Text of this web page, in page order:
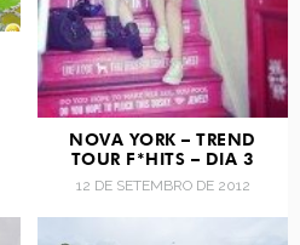
NOVA YORK – TREND
TOUR F*HITS – DIA 3
12 DE SETEMBRO DE 2012